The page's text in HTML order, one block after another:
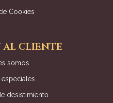
Cookies
CLIENTE
somos
desistimiento